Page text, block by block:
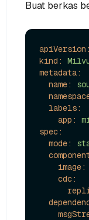
Buat berkas
apiVersion:
kind:
metadata:
name:
labels:
app:
spec:
mode:
image:
cdc: